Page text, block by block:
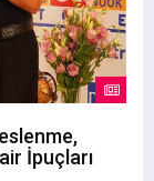
İpuçları